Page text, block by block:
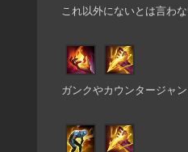
これ以外にないとは言わ
ガンクやカウンタージャ